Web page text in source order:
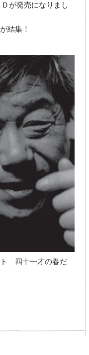
が発売になりまし
結集！
ト 四十一才の春だ